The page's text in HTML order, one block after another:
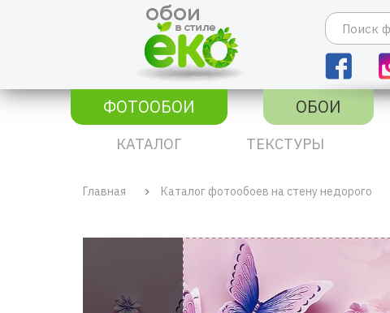
ФОТООБОИ
ОБОИ
КАТАЛОГ ТЕКСТУРЫ
Главная Каталог фотообоев на стену недорого